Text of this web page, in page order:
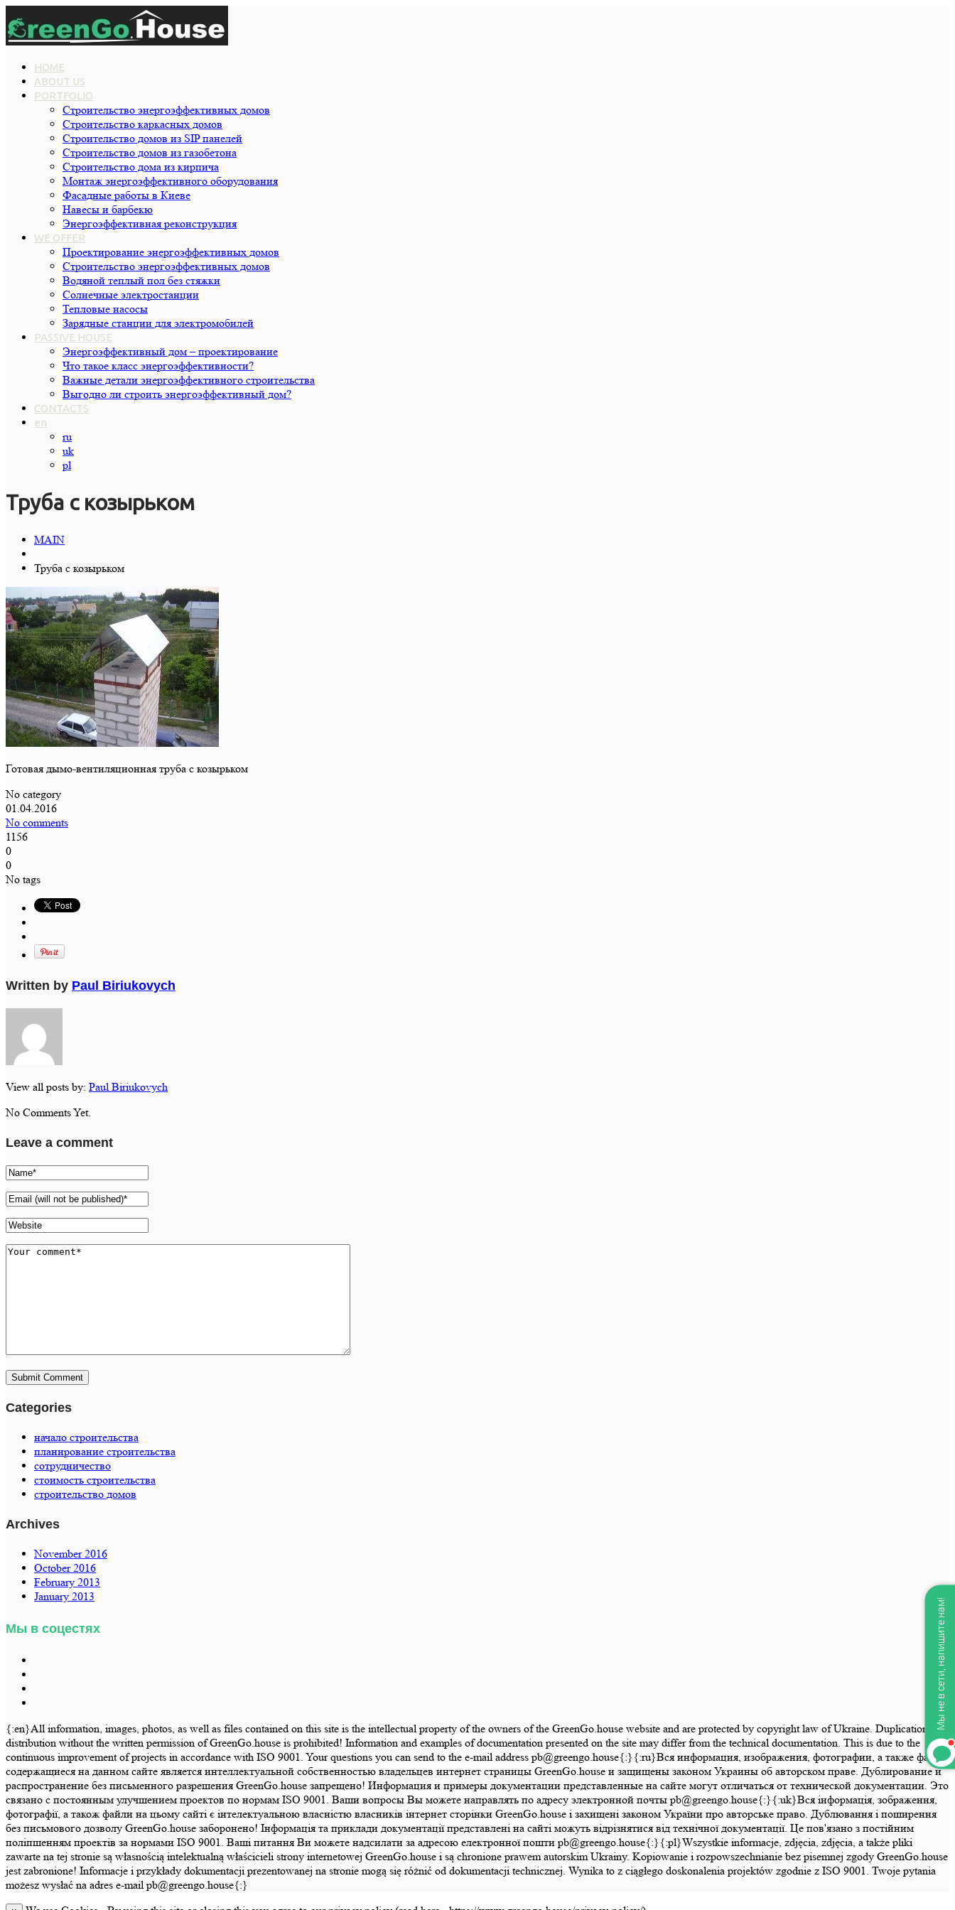
HOME
ABOUT US
PORTFOLIO
Строительство энергоэффективных домов
Строительство каркасных домов
Строительство домов из SIP панелей
Строительство домов из газобетона
Строительство дома из кирпича
Монтаж энергоэффективного оборудования
Фасадные работы в Киеве
Навесы и барбекю
Энергоэффективная реконструкция
WE OFFER
Проектирование энергоэффективных домов
Строительство энергоэффективных домов
Водяной теплый пол без стяжки
Cолнечные электростанции
Тепловые насосы
Зарядные станции для электромобилей
PASSIVE HOUSE
Энергоэффективный дом – проектирование
Что такое класс энергоэффективности?
Важные детали энергоэффективного строительства
Выгодно ли строить энергоэффективный дом?
CONTACTS
en
ru
uk
pl
Труба с козырьком
MAIN
Труба с козырьком
Готовая дымо-вентиляционная труба с козырьком
No category
01.04.2016
No comments
1156
0
0
No tags
Written by Paul Biriukovych
View all posts by: Paul Biriukovych
No Comments Yet.
Leave a comment
Categories
начало строительства
планирование строительства
сотрудничество
стоимость строительства
строительство домов
Archives
November 2016
October 2016
February 2013
January 2013
Мы в соцестях
{:en}All information, images, photos, as well as files contained on this site is the intellectual property of the owners of the GreenGo.house website and are protected by copyright law of Ukraine. Duplication and
distribution without the written permission of GreenGo.house is prohibited! Information and examples of documentation presented on the site may differ from the technical documentation. This is due to the
continuous improvement of projects in accordance with ISO 9001. Your questions you can send to the e-mail address pb@greengo.house{:}{:ru}Вся информация, изображения, фотографии, а также файлы
содержащиеся на данном сайте является интеллектуальной собственностью владельцев интернет страницы GreenGo.house и защищены законом Украины об авторском праве. Дублирование и
распространение без письменного разрешения GreenGo.house запрещено! Информация и примеры документации представленные на сайте могут отличаться от технической документации. Это
связано с постоянным улучшением проектов по нормам ISO 9001. Ваши вопросы Вы можете направлять по адресу электронной почты pb@greengo.house{:}{:uk}Вся інформація, зображення,
фотографії, а також файли на цьому сайті є інтелектуальною власністю власників інтернет сторінки GreenGo.house і захищені законом України про авторське право. Дублювання і поширення
без письмового дозволу GreenGo.house заборонено! Інформація та приклади документації представлені на сайті можуть відрізнятися від технічної документації. Це пов'язано з постійним
поліпшенням проектів за нормами ISO 9001. Ваші питання Ви можете надсилати за адресою електронної пошти pb@greengo.house{:}{:pl}Wszystkie informacje, zdjęcia, zdjęcia, a także pliki
zawarte na tej stronie są własnością intelektualną właścicieli strony internetowej GreenGo.house i są chronione prawem autorskim Ukrainy. Kopiowanie i rozpowszechnianie bez pisemnej zgody GreenGo.house
jest zabronione! Informacje i przykłady dokumentacji prezentowanej na stronie mogą się różnić od dokumentacji technicznej. Wynika to z ciągłego doskonalenia projektów zgodnie z ISO 9001. Twoje pytania
możesz wysłać na adres e-mail pb@greengo.house{:}
Мы не в сети, напишите нам!